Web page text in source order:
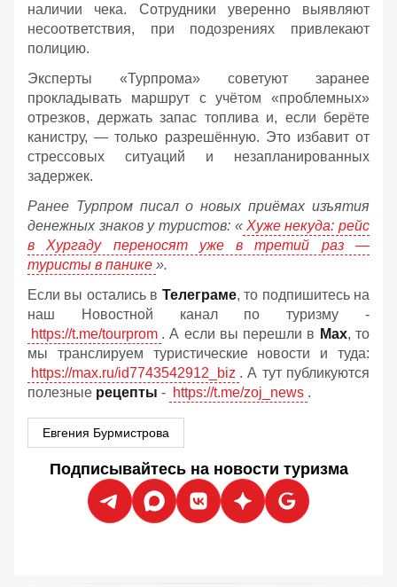
наличии чека. Сотрудники уверенно выявляют
несоответствия, при подозрениях привлекают
полицию.
Эксперты «Турпрома» советуют заранее
прокладывать маршрут с учётом «проблемных»
отрезков, держать запас топлива и, если берёте
канистру, — только разрешённую. Это избавит от
стрессовых ситуаций и незапланированных
задержек.
Ранее Турпром писал о новых приёмах изъятия
денежных знаков у туристов: « Хуже некуда: рейс
в Хургаду переносят уже в третий раз —
туристы в панике ».
Если вы остались в Телеграме, то подпишитесь на
наш Новостной канал по туризму -
https://t.me/tourprom . А если вы перешли в Мах, то
мы транслируем туристические новости и туда:
https://max.ru/id7743542912_biz . А тут публикуются
полезные рецепты - https://t.me/zoj_news .
Евгения Бурмистрова
Подписывайтесь на новости туризма